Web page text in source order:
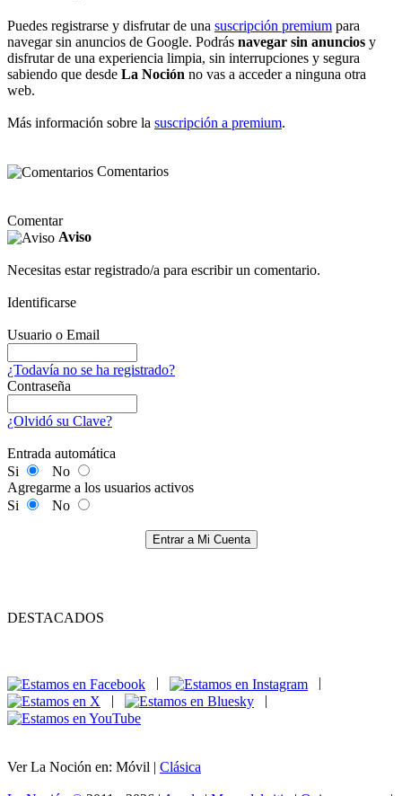
Puedes registrarse y disfrutar de una suscripción premium para
navegar sin anuncios de Google. Podrás navegar sin anuncios y
disfrutar de una experiencia limpia, sin interrupciones y segura
sabiendo que desde La Noción no vas a acceder a ninguna otra
web.
Más información sobre la suscripción a premium.
Comentarios
Comentar
Aviso
Necesitas estar registrado/a para escribir un comentario.
Identificarse
Usuario o Email
¿Todavía no se ha registrado?
Contraseña
¿Olvidó su Clave?
Entrada automática
Si
No
Agregarme a los usuarios activos
Si
No
Entrar a Mi Cuenta
DESTACADOS
|
|
Ver La Noción en: Móvil | Clásica